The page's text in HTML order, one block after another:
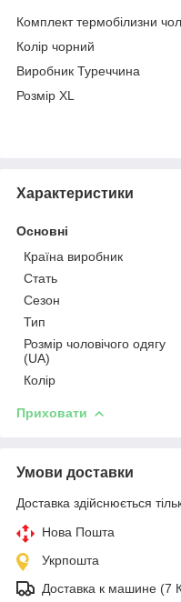
Комплект термобілизни
Колір чорний
Виробник Туреччина
Розмір XL
Характеристики
Основні
Країна виробник
Стать
Сезон
Тип
Розмір чоловічого одягу
(UA)
Колір
Приховати
Умови доставки
Доставка здійснюється
Нова Пошта
Укрпошта
Доставка к машине (7